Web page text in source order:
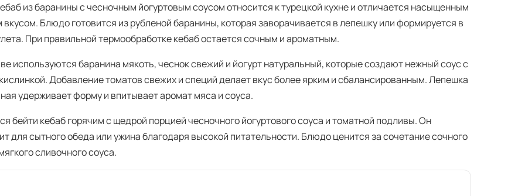
из баранины с чесночным йогуртовым соусом относится к турецкой кухне и отличается насыщенным
Блюдо готовится из рубленой баранины, которая заворачивается в лепешку или формируется в
При правильной термообработке кебаб остается сочным и ароматным.
используются баранина мякоть, чеснок свежий и йогурт натуральный, которые создают нежный соус с
Добавление томатов свежих и специй делает вкус более ярким и сбалансированным. Лепешка
удерживает форму и впитывает аромат мяса и соуса.
бейти кебаб горячим с щедрой порцией чесночного йогуртового соуса и томатной подливы. Он
для сытного обеда или ужина благодаря высокой питательности. Блюдо ценится за сочетание сочного
сливочного соуса.